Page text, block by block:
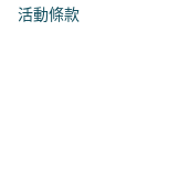
活動條款